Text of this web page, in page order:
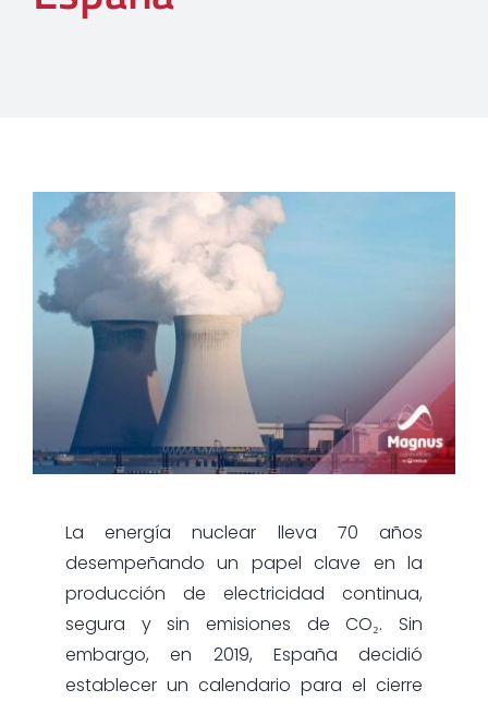
La energía nuclear lleva 70 años
desempeñando un papel clave en la
producción de electricidad continua,
segura y sin emisiones de CO₂. Sin
embargo, en 2019, España decidió
establecer un calendario para el cierre